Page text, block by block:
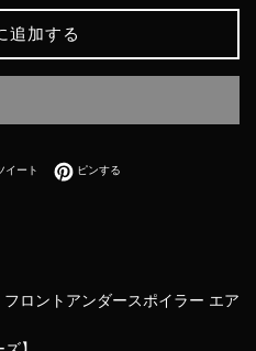
追加する
シェアする
イート Twitterに投稿する
ピンするPinterestでピンする
ロントアンダースポイラー エア